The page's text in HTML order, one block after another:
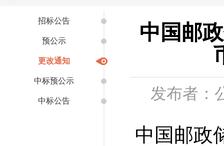
招标公告
预公示
更改通知
中标预公示
中标公告
中国邮
发布者：
中国邮政